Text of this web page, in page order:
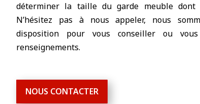
déterminer la taille du garde meuble dont
N’hésitez pas à nous appeler, nous
disposition pour vous conseiller ou
renseignements.
NOUS CONTACTER